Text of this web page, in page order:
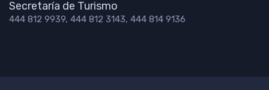
Secretaría de Turismo
444 812 9939, 444 812 3143, 444 814 9136